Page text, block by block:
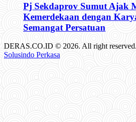
Pj Sekdaprov Sumut Ajak
Kemerdekaan dengan
Semangat Persatuan
DERAS.CO.ID © 2026. All right
Solusindo Perkasa